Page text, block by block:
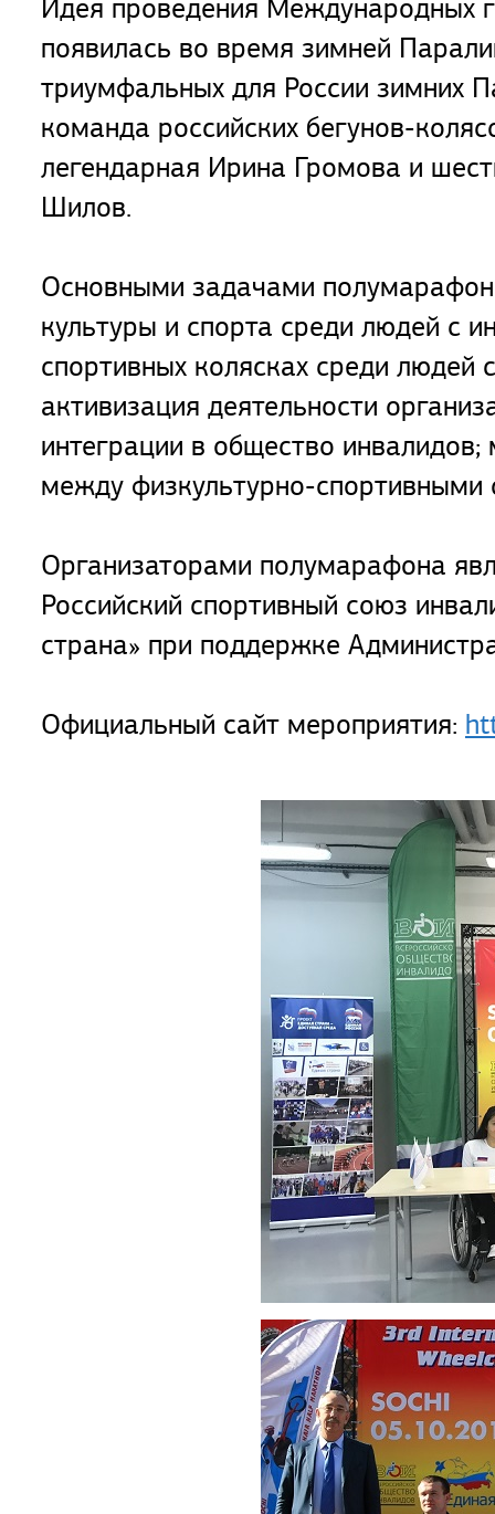
Идея проведения Международных
появилась во время зимней
триумфальных для России зимних
команда российских бегунов-
легендарная Ирина Громова и
Шилов.
Основными задачами
культуры и спорта среди людей с
спортивных колясках среди людей
активизация деятельности
интеграции в общество
между физкультурно-спортивными
Организаторами полумарафона
Российский спортивный союз
страна» при поддержке
Официальный сайт мероприятия: